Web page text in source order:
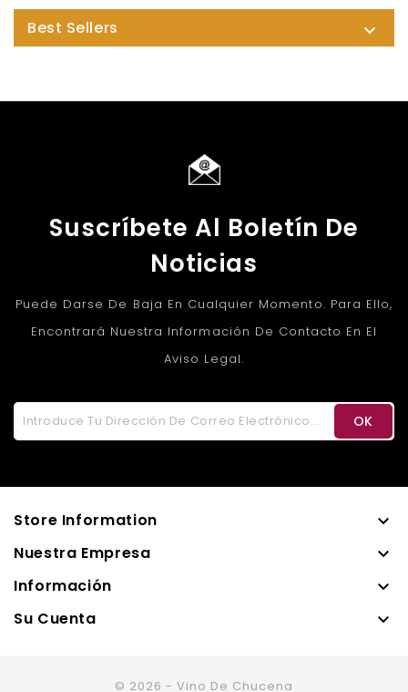
Best Sellers 
Suscríbete Al Boletín De
Noticias
Puede Darse De Baja En Cualquier Momento. Para Ello,
Encontrará Nuestra Información De Contacto En El
Aviso Legal.
Store Information 
Nuestra Empresa 
Información 
Su Cuenta 
© 2026 - Vino De Chucena